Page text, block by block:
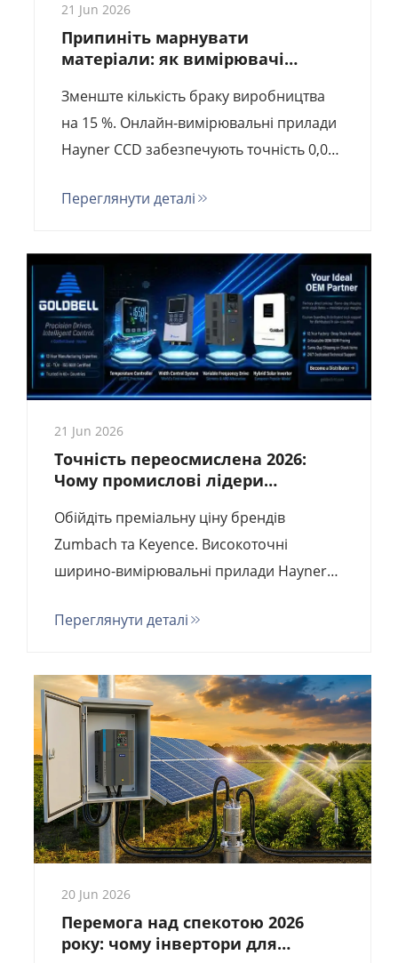
21 Jun 2026
Припиніть марнувати
матеріали: як вимірювачі
рентабельність інвестицій у 2026
році
Зменште кількість браку виробництва
на 15 %. Онлайн-вимірювальні прилади
Hayner CCD забезпечують точність 0,01
країв для заводів з виробництва літієвих
дискретизації — 1000 Гц. Готові до
Індустрії 4.0.
Переглянути деталі
21 Jun 2026
Точність переосмислена 2026:
Чому промислові лідери
вимірювальні прилади Hayner
Обійдіть преміальну ціну брендів
Zumbach та Keyence. Високоточні
ширино-вимірювальні прилади Hayner
точність 0,01 мм та сертифікацію TUV для
сталі. Оптова ціна безпосередньо з
заводу.
Переглянути деталі
20 Jun 2026
Перемога над спекотою 2026
року: чому інвертори для